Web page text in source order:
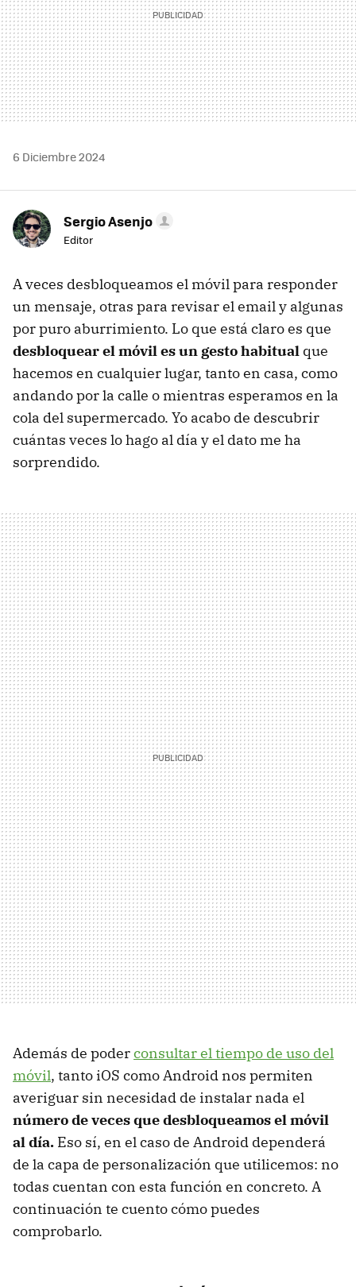
6 Diciembre 2024
Sergio Asenjo
Editor
A veces desbloqueamos el móvil para responder
un mensaje, otras para revisar el email y algunas
por puro aburrimiento. Lo que está claro es que
desbloquear el móvil es un gesto habitual que
hacemos en cualquier lugar, tanto en casa, como
andando por la calle o mientras esperamos en la
cola del supermercado. Yo acabo de descubrir
cuántas veces lo hago al día y el dato me ha
sorprendido.
Además de poderconsultar el tiempo de uso del
móvil, tanto iOS como Android nos permiten
averiguar sin necesidad de instalar nada el
número de veces que desbloqueamos el móvil
al día. Eso sí, en el caso de Android dependerá
de la capa de personalización que utilicemos: no
todas cuentan con esta función en concreto. A
continuación te cuento cómo puedes
comprobarlo.